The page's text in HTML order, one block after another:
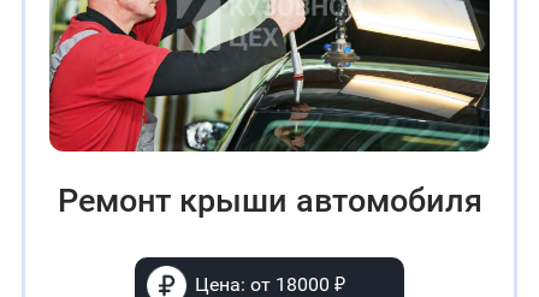
Ремонт крыши автомобиля
Цена: от 18000 ₽